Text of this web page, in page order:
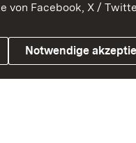
Facebook, X /
Notwendige